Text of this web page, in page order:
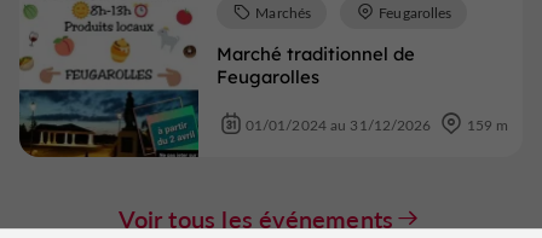
Marché traditionnel de
Feugarolles
Marchés Feugarolles
01/01/2024 au 31/12/2026 159 m
Voir tous les événements